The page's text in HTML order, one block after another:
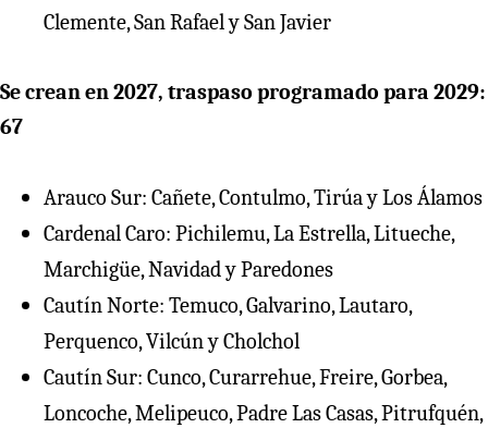
Clemente, San Rafael y San Javier
Se crean en 2027, traspaso programado para 2029:
67
Arauco Sur: Cañete, Contulmo, Tirúa y Los Álamos
⁠Cardenal Caro: Pichilemu, La Estrella, Litueche,
Marchigüe, Navidad y Paredones
⁠Cautín Norte: Temuco, Galvarino, Lautaro,
Perquenco, Vilcún y Cholchol
⁠Cautín Sur: Cunco, Curarrehue, Freire, Gorbea,
Loncoche, Melipeuco, Padre Las Casas, Pitrufquén,